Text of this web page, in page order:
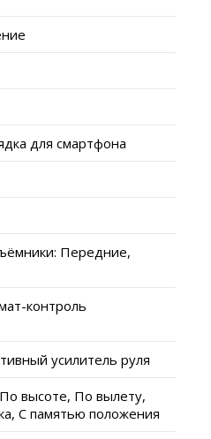
для смартфона
Передние,
контроль
усилитель руля
высоте, По вылету,
С памятью положения